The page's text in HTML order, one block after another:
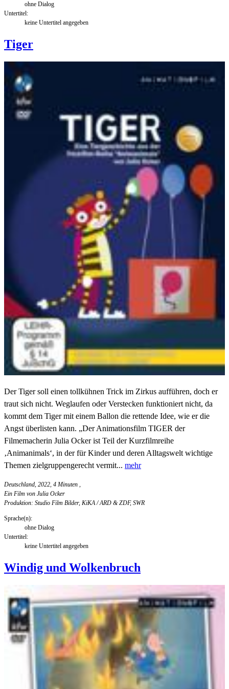
ohne Dialog
Untertitel:
keine Untertitel angegeben
Tiger
Der Tiger soll einen tollkühnen Trick im Zirkus aufführen, doch er
traut sich nicht. Weglaufen oder Verstecken funktioniert nicht, da
kommt dem Tiger mit einem Ballon die rettende Idee, wie er die
Angst überlisten kann. „Der Animationsfilm TIGER der
Filmemacherin Julia Ocker ist Teil der Kurzfilmreihe
‚Animanimals‘, in der für Kinder und deren Alltagswelt wichtige
Themen zielgruppengerecht vermit... mehr
Deutschland, 2022, 4 Minuten ,
Ein Film von Julia Ocker
Produktion: Studio Film Bilder, KiKA / ARD & ZDF, SWR
Sprache(n):
ohne Dialog
Untertitel:
keine Untertitel angegeben
Windig und Wolkenbruch